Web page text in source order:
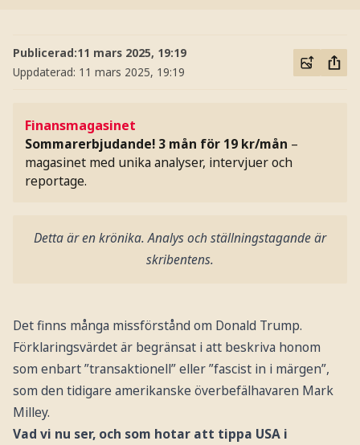
Publicerad:11 mars 2025, 19:19
Uppdaterad: 11 mars 2025, 19:19
Finansmagasinet
Sommarerbjudande! 3 mån för 19 kr/mån –
magasinet med unika analyser, intervjuer och
reportage.
Detta är en krönika. Analys och ställningstagande är
skribentens.
Det finns många missförstånd om Donald Trump.
Förklaringsvärdet är begränsat i att beskriva honom
som enbart ”transaktionell” eller ”fascist in i märgen”,
som den tidigare amerikanske överbefälhavaren Mark
Milley.
Vad vi nu ser, och som hotar att tippa USA i